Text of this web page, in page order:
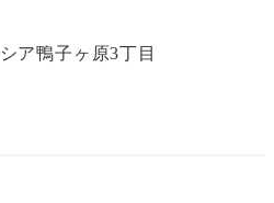
ア鴨子ヶ原3丁目